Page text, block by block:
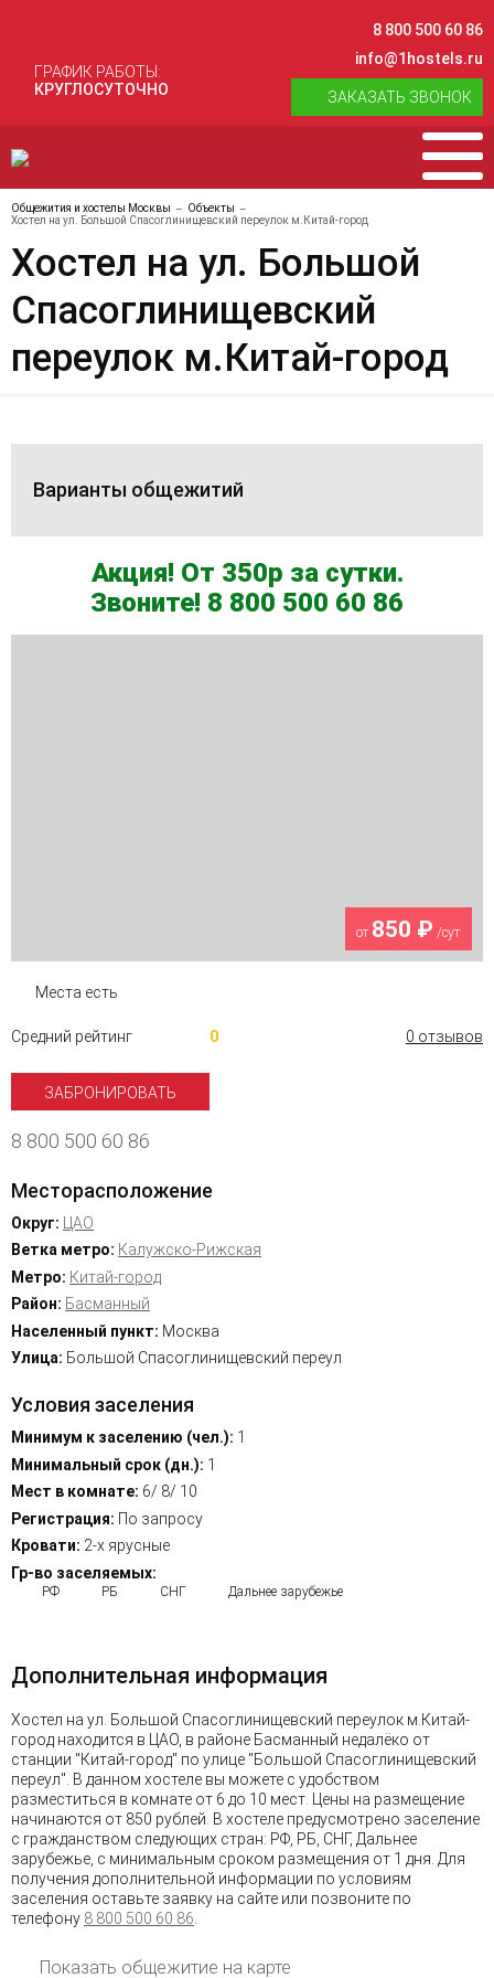
ГРАФИК РАБОТЫ:
КРУГЛОСУТОЧНО
8 800 500 60 86
info@1hostels.ru
ЗАКАЗАТЬ ЗВОНОК
Общежития и хостелы Москвы
Объекты
Хостел на ул. Большой Спасоглинищевский переулок м.Китай-город
Хостел на ул. Большой
Спасоглинищевский
переулок м.Китай-город
Варианты общежитий
Акция! От 350р за сутки.
Звоните! 8 800 500 60 86
от 850 ₽ /сут
Места есть
Средний рейтинг 0 0 отзывов
ЗАБРОНИРОВАТЬ
8 800 500 60 86
Месторасположение
Округ:
ЦАО
Ветка метро: Калужско-Рижская
Метро: Китай-город
Район: Басманный
Населенный пункт: Москва
Улица: Большой Спасоглинищевский переул
Условия заселения
Минимум к заселению (чел.): 1
Минимальный срок (дн.): 1
Мест в комнате: 6/ 8/ 10
Регистрация: По запросу
Кровати: 2-х ярусные
Гр-во заселяемых:
РФ РБ СНГ Дальнее зарубежье
Дополнительная информация
Хостел на ул. Большой Спасоглинищевский переулок м.Китай-
город находится в ЦАО, в районе Басманный недалёко от
станции "Китай-город" по улице "Большой Спасоглинищевский
переул". В данном хостеле вы можете с удобством
разместиться в комнате от 6 до 10 мест. Цены на размещение
начинаются от 850 рублей. В хостеле предусмотрено заселение
с гражданством следующих стран: РФ, РБ, СНГ, Дальнее
зарубежье, с минимальным сроком размещения от 1 дня. Для
получения дополнительной информации по условиям
заселения оставьте заявку на сайте или позвоните по
телефону 8 800 500 60 86
Показать общежитие на карте